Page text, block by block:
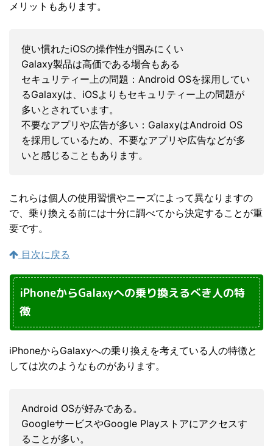
メリットもあります。
使い慣れたiOSの操作性が掴みにくい
Galaxy製品は高価である場合もある
セキュリティー上の問題：Android OSを採用してい
るGalaxyは、iOSよりもセキュリティー上の問題が
多いとされています。
不要なアプリや広告が多い：GalaxyはAndroid OS
を採用しているため、不要なアプリや広告などが多
いと感じることもあります。
これらは個人の使用習慣やニーズによって異なりますの
で、乗り換える前には十分に調べてから決定することが重
要です。
目次に戻る
iPhoneからGalaxyへの乗り換えるべき人の特
徴
iPhoneからGalaxyへの乗り換えを考えている人の特徴と
しては次のようなものがあります。
Android OSが好みである。
GoogleサービスやGoogle Playストアにアクセスす
ることが多い。